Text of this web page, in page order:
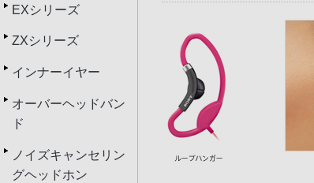
EXシリーズ
ZXシリーズ
インナーイヤー
オーバーヘッドバン
ド
ノイズキャンセリン
グヘッドホン